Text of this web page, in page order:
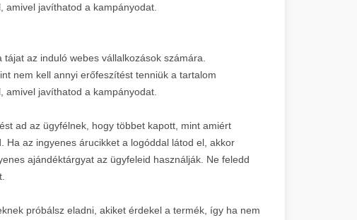
javíthatod a kampányodat.
az induló webes vállalkozások számára.
nem kell annyi erőfeszítést tenniük a tartalom
javíthatod a kampányodat.
ad az ügyfélnek, hogy többet kapott, mint amiért
az ingyenes árucikket a logóddal látod el, akkor
ajándéktárgyat az ügyfeleid használják. Ne feledd
próbálsz eladni, akiket érdekel a termék, így ha nem